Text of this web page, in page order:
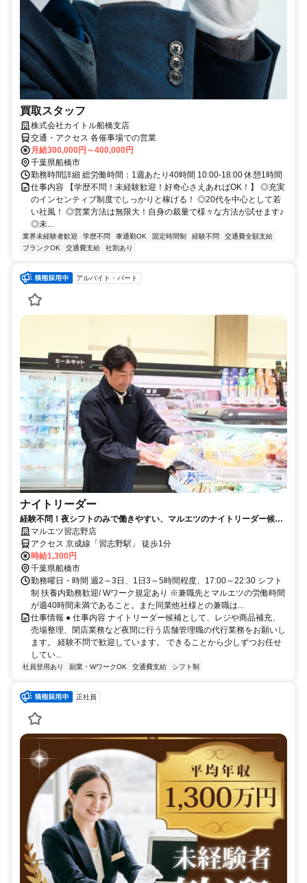
買取スタッフ
株式会社カイトル船橋支店
交通・アクセス 各催事場での営業
月給300,000円～400,000円
千葉県船橋市
勤務時間詳細 総労働時間：1週あたり40時間 10:00-18:00 休憩1時間
仕事内容 【学歴不問！未経験歓迎！好奇心さえあればOK！】 ◎充実
のインセンティブ制度でしっかりと稼げる！ ◎20代を中心として若
い社風！ ◎営業方法は無限大！自身の裁量で様々な方法が試せます♪
◎未...
業界未経験者歓迎 学歴不問 車通勤OK 固定時間制 経験不問
交通費全額支給
ブランクOK
交通費支給 社割あり
アルバイト・パート
ナイトリーダー
経験不問！夜シフトのみで働きやすい、マルエツのナイトリーダー候補
（パート・アルバイト）求人
マルエツ習志野店
アクセス 京成線「習志野駅」 徒歩1分
時給1,300円
千葉県船橋市
勤務曜日・時間 週2～3日、1日3～5時間程度、17:00～22:30 シフト
制 扶養内勤務歓迎/ Wワーク規定あり ※兼職先とマルエツの労働時間
が週40時間未満であること。また同業他社様との兼職は...
仕事情報 ● 仕事内容 ナイトリーダー候補として、レジや商品補充、
売場整理、閉店業務など夜間に行う店舗管理職の代行業務をお願いし
ます。 経験不問で歓迎しています。 できることから少しずつお任せ
してい...
社員登用あり 副業・WワークOK 交通費支給 シフト制
正社員